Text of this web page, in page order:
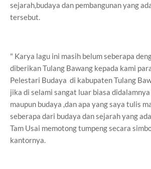
sejarah,budaya dan pembangunan yang
tersebut.
" Karya lagu ini masih belum seberapa
diberikan Tulang Bawang kepada kami
Pelestari Budaya di kabupaten Tulang
jika di selami sangat luar biasa
maupun budaya ,dan apa yang saya tulis
seberapa dari budaya dan sejarah yang
Tam Usai memotong tumpeng secara
kantornya.